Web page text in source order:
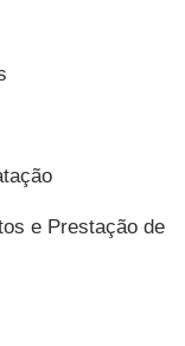
e Prestação de